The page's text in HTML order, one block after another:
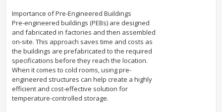
Importance of Pre-Engineered Buildings
Pre-engineered buildings (PEBs) are designed
and fabricated in factories and then assembled
on-site. This approach saves time and costs as
the buildings are prefabricated to the required
specifications before they reach the location.
When it comes to cold rooms, using pre-
engineered structures can help create a highly
efficient and cost-effective solution for
temperature-controlled storage.